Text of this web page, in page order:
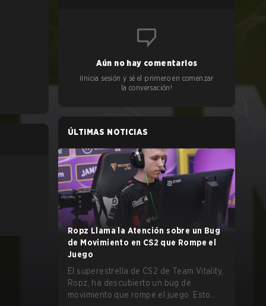
Aún no hay comentarios
¡Inicia sesión y sé el primero en comenzar
la conversación!
ÚLTIMAS NOTICIAS
Ropz Llama la Atención sobre un Bug
de Movimiento en CS2 que Rompe el
Juego
El superestrella de CS2 de Team Vitality,
Ropz, ha descubierto un bug de
movimiento que rompe el juego. Esto